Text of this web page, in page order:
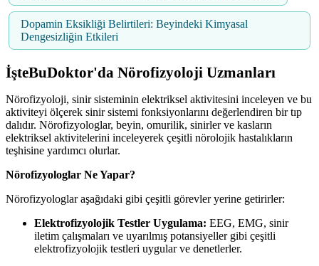
Dopamin Eksikliği Belirtileri: Beyindeki Kimyasal
Dengesizliğin Etkileri
İşteBuDoktor'da Nörofizyoloji Uzmanları
Nörofizyoloji, sinir sisteminin elektriksel aktivitesini inceleyen ve bu
aktiviteyi ölçerek sinir sistemi fonksiyonlarını değerlendiren bir tıp
dalıdır. Nörofizyologlar, beyin, omurilik, sinirler ve kasların
elektriksel aktivitelerini inceleyerek çeşitli nörolojik hastalıkların
teşhisine yardımcı olurlar.
Nörofizyologlar Ne Yapar?
Nörofizyologlar aşağıdaki gibi çeşitli görevler yerine getirirler:
Elektrofizyolojik Testler Uygulama: EEG, EMG, sinir
iletim çalışmaları ve uyarılmış potansiyeller gibi çeşitli
elektrofizyolojik testleri uygular ve denetlerler.